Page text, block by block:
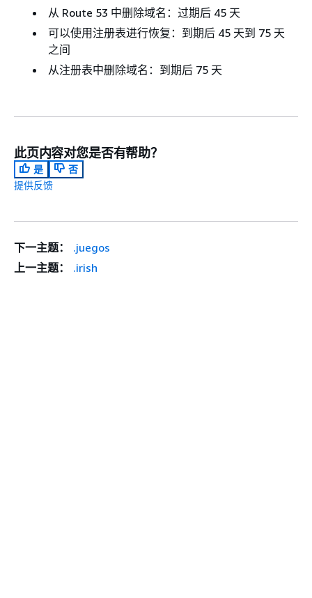
从 Route 53 中删除域名：过期后 45 天
可以使用注册表进行恢复：到期后 45 天到 75 天
之间
从注册表中删除域名：到期后 75 天
此页内容对您是否有帮助？
是
否
提供反馈
下一主题：
.juegos
上一主题：
.irish